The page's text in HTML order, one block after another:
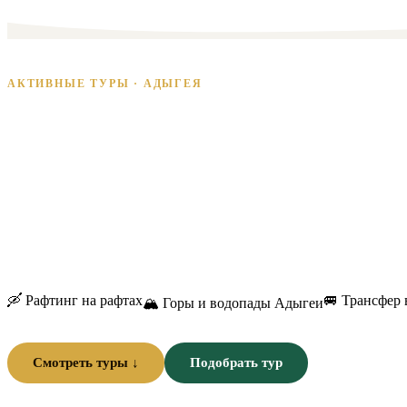
АКТИВНЫЕ ТУРЫ · АДЫГЕЯ
🛶 Рафтинг на рафтах🏔 Горы и водопады Адыгеи🚐 Трансфер
Смотреть туры ↓ Подобрать тур